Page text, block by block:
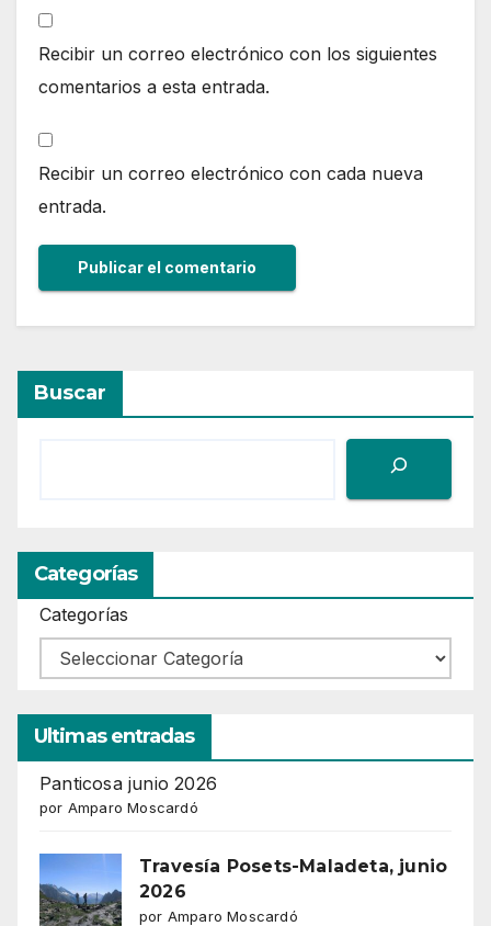
Recibir un correo electrónico con los siguientes
comentarios a esta entrada.
Recibir un correo electrónico con cada nueva
entrada.
Buscar
Categorías
Categorías
Ultimas entradas
Panticosa junio 2026
por Amparo Moscardó
Travesía Posets-Maladeta, junio
2026
por Amparo Moscardó